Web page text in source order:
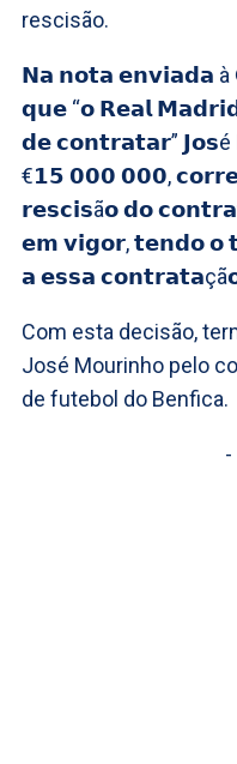
rescisão.
𝗡𝗮 𝗻𝗼𝘁𝗮 𝗲𝗻𝘃𝗶𝗮𝗱𝗮
𝗾𝘂𝗲 “𝗼 𝗥𝗲𝗮𝗹
𝗱𝗲 𝗰𝗼𝗻𝘁𝗿𝗮𝘁𝗮𝗿”
€𝟭𝟱 𝟬𝟬𝟬 𝟬𝟬𝟬,
𝗿𝗲𝘀𝗰𝗶𝘀ã𝗼 𝗱𝗼
𝗲𝗺 𝘃𝗶𝗴𝗼𝗿, 𝘁𝗲𝗻𝗱𝗼 𝗼
𝗮 𝗲𝘀𝘀𝗮
Com esta decisão,
José Mourinho pelo
de futebol do Benfica.